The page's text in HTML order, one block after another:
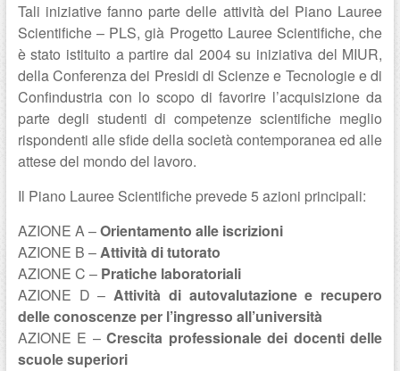
Tali iniziative fanno parte delle attività del Piano Lauree
Scientifiche – PLS, già Progetto Lauree Scientifiche, che
è stato istituito a partire dal 2004 su iniziativa del MIUR,
della Conferenza dei Presidi di Scienze e Tecnologie e di
Confindustria con lo scopo di favorire l’acquisizione da
parte degli studenti di competenze scientifiche meglio
rispondenti alle sfide della società contemporanea ed alle
attese del mondo del lavoro.
Il Piano Lauree Scientifiche prevede 5 azioni principali:
AZIONE A –Orientamento alle iscrizioni
AZIONE B –Attività di tutorato
AZIONE C – Pratiche laboratoriali
AZIONE D –Attività di autovalutazione e recupero
delle conoscenze per l’ingresso all’università
AZIONE E –Crescita professionale dei docenti delle
scuole superiori